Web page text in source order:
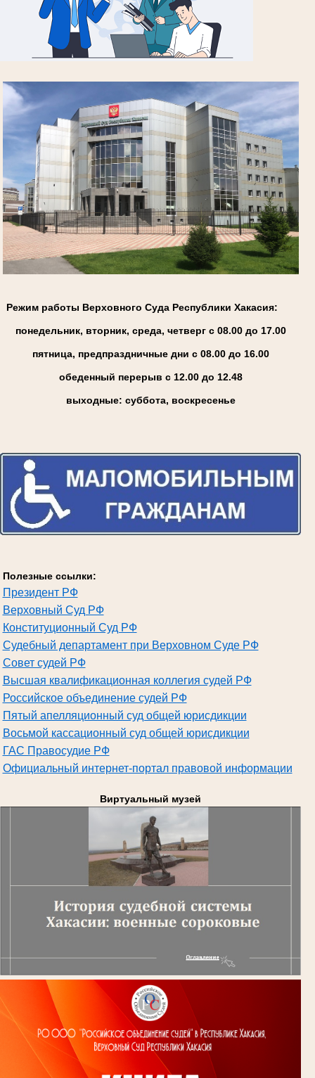
Режим работы Верховного Суда Республики Хакасия:
понедельник, вторник, среда, четверг с 08.00 до 17.00
пятница, предпраздничные дни с 08.00 до 16.00
обеденный перерыв с 12.00 до 12.48
выходные: суббота, воскресенье
Полезные ссылки:
Президент РФ
Верховный Суд РФ
Конституционный Суд РФ
Судебный департамент при Верховном Суде РФ
Совет судей РФ
Высшая квалификационная коллегия судей РФ
Российское объединение судей РФ
Пятый апелляционный суд общей юрисдикции
Восьмой кассационный суд общей юрисдикции
ГАС Правосудие РФ
Официальный интернет-портал правовой информации
Виртуальный музей